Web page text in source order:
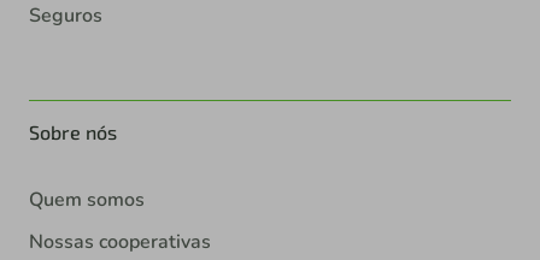
Seguros
Sobre nós
Quem somos
Nossas cooperativas